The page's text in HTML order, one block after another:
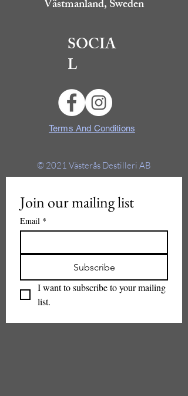
Västmanland, Sweden
SOCIA
L
Terms And Conditions
© 2021 Västerås Destilleri AB
Join our mailing list
Email *
Subscribe
I want to subscribe to your mailing
list.